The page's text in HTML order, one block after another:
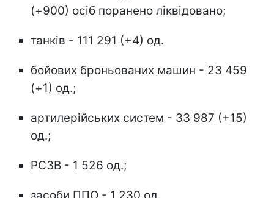
(+900) осіб поранено ліквідовано;
танків - 111 291 (+4) од.
бойових броньованих машин - 23 459
(+1) од.;
артилерійських систем - 33 987 (+15)
од.;
РСЗВ - 1 526 од.;
засоби ППО - 1 230 од.